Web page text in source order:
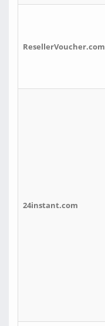
ResellerVoucher.com
24instant.com